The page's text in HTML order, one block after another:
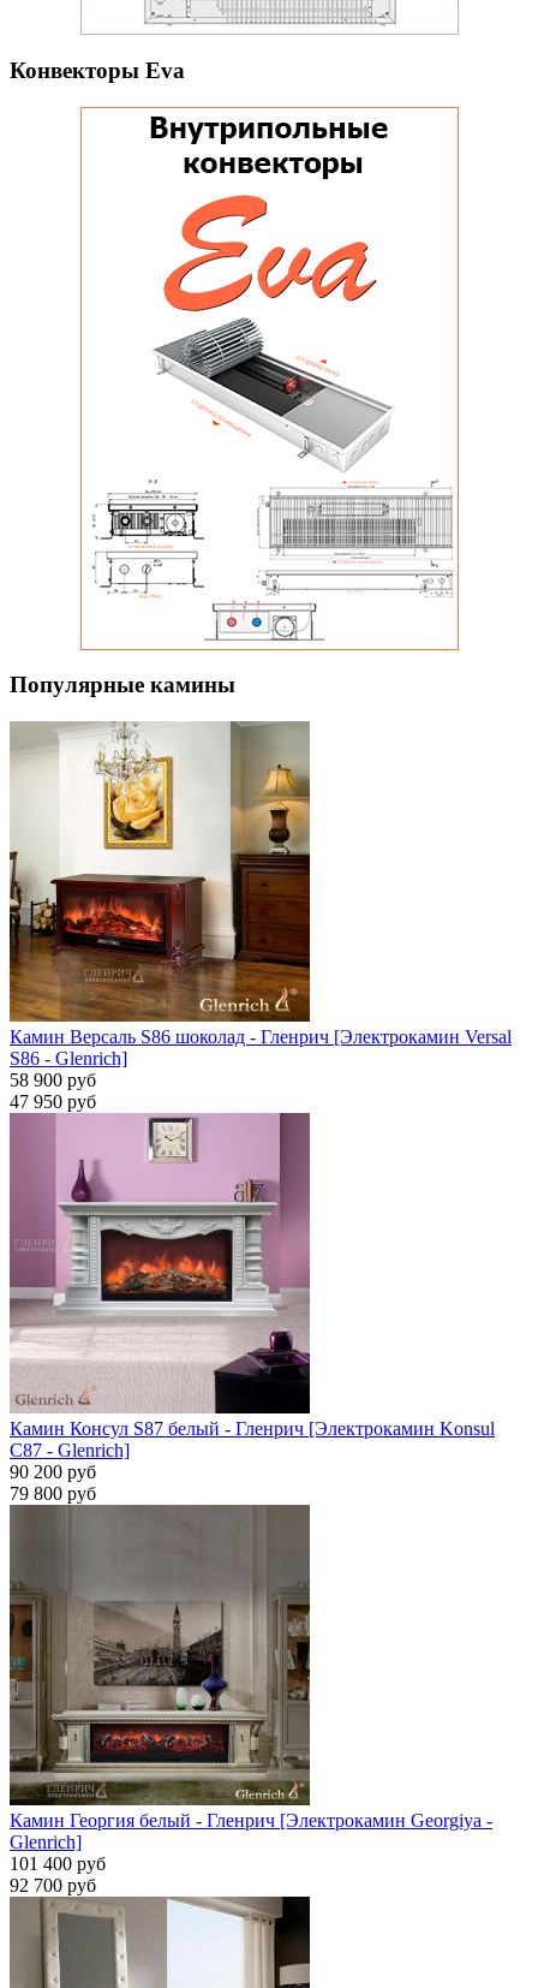
Конвекторы Eva
Популярные камины
Камин Версаль S86 шоколад - Гленрич [Электрокамин Versal
S86 - Glenrich]
58 900 руб
47 950 руб
Камин Консул S87 белый - Гленрич [Электрокамин Konsul
С87 - Glenrich]
90 200 руб
79 800 руб
Камин Георгия белый - Гленрич [Электрокамин Georgiya -
Glenrich]
101 400 руб
92 700 руб